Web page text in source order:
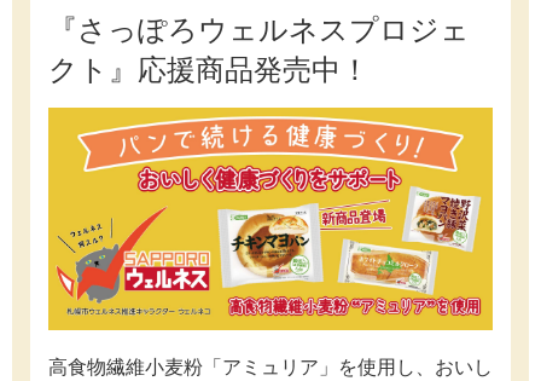
『さっぽろウェルネスプロジェ
クト』応援商品発売中！
高食物繊維小麦粉「アミュリア」を使用し、おいし